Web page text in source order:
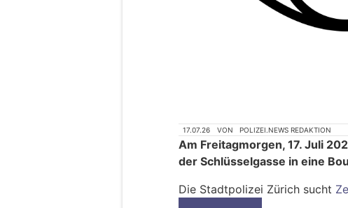
17.07.26 VON POLIZEI.NEWS REDAKTION
Am Freitagmorgen, 17. Juli
der Schlüsselgasse in eine
Die Stadtpolizei Zürich sucht